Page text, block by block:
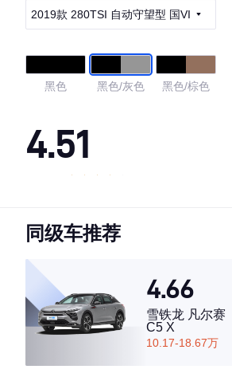
2019款 280TSI 自动守望型 国VI
黑色 黑色/灰色 黑色/棕色
4.51
·内饰表现较为优秀，优于51%同级车
·空间表现较为优秀，优于92%同级车
同级车推荐
4.66
雪铁龙 凡尔赛
C5 X
10.17-18.67万